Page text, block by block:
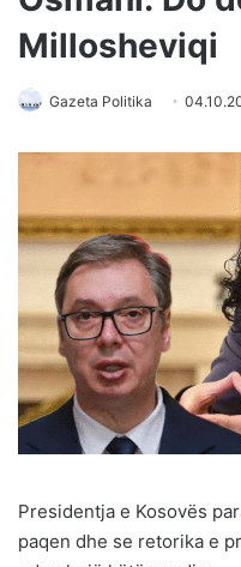
Millosheviqi
Gazeta Politika
Presidentja e Kosovës
paqen dhe se retorika e